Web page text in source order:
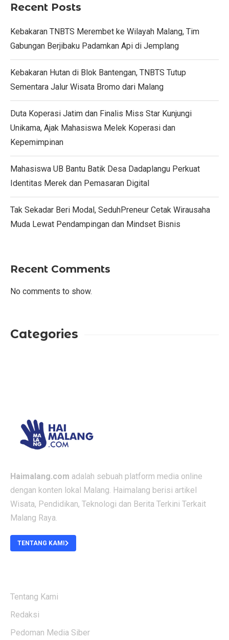
Recent Posts
Kebakaran TNBTS Merembet ke Wilayah Malang, Tim
Gabungan Berjibaku Padamkan Api di Jemplang
Kebakaran Hutan di Blok Bantengan, TNBTS Tutup
Sementara Jalur Wisata Bromo dari Malang
Duta Koperasi Jatim dan Finalis Miss Star Kunjungi
Unikama, Ajak Mahasiswa Melek Koperasi dan
Kepemimpinan
Mahasiswa UB Bantu Batik Desa Dadaplangu Perkuat
Identitas Merek dan Pemasaran Digital
Tak Sekadar Beri Modal, SeduhPreneur Cetak Wirausaha
Muda Lewat Pendampingan dan Mindset Bisnis
Recent Comments
No comments to show.
Categories
Haimalang.com adalah sebuah platform media online
dengan konten lokal Malang. Haimalang berisi artikel
Wisata, Pendidikan, Teknologi dan Berita Terkini Terkait
Malang Raya.
TENTANG KAMI
Tentang Kami
Redaksi
Pedoman Media Siber